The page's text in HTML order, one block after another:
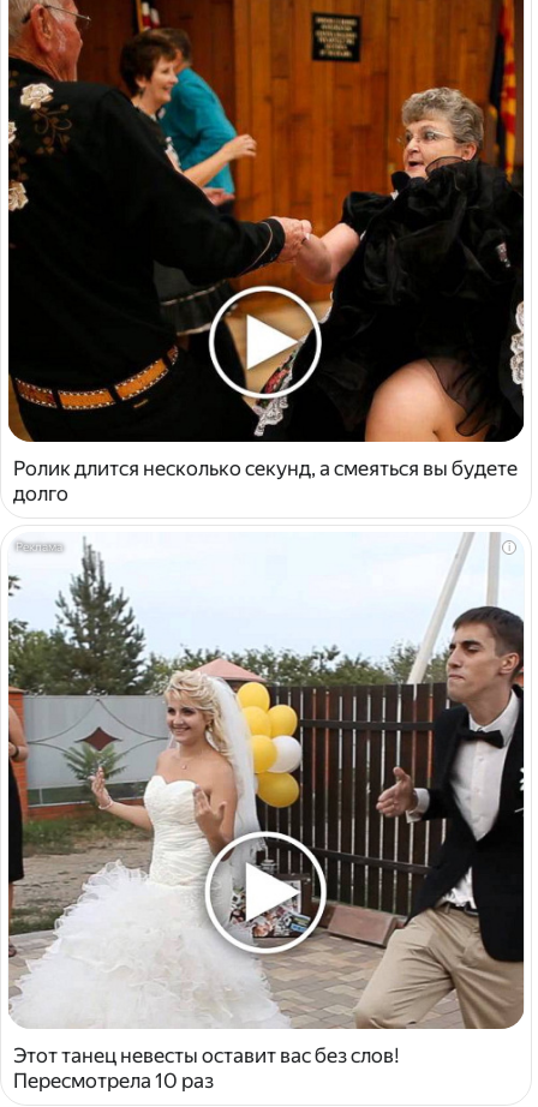
Ролик длится несколько секунд, а смеяться вы будете
долго
i
Этот танец невесты оставит вас без слов!
Пересмотрела 10 раз